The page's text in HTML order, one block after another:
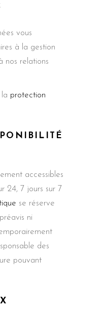
vous
à la gestion
nos relations
protection
accessibles
24, 7 jours sur 7
se réserve
ni
des
pouvant